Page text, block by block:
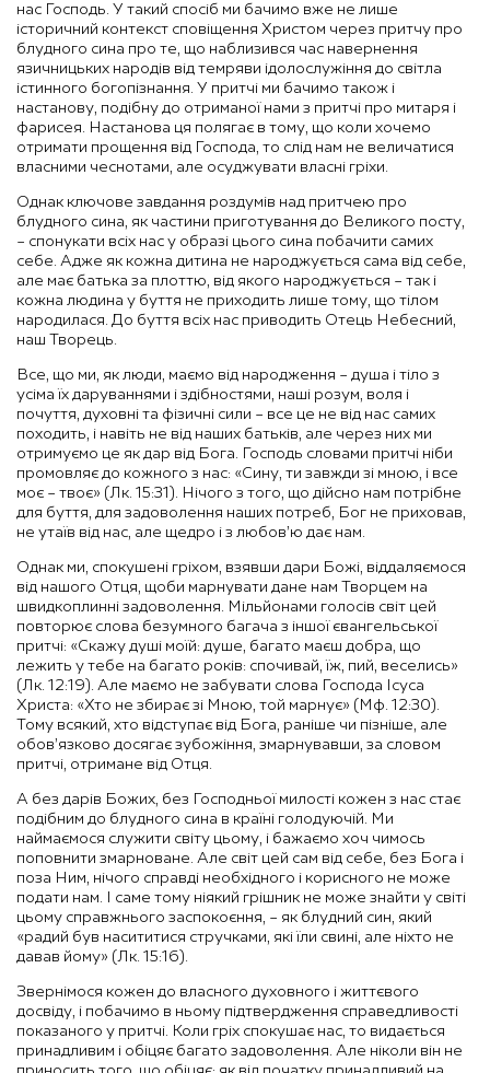
нас Господь. У такий спосіб ми бачимо вже не лише
історичний контекст сповіщення Христом через притчу про
блудного сина про те, що наблизився час навернення
язичницьких народів від темряви ідолослужіння до світла
істинного богопізнання. У притчі ми бачимо також і
настанову, подібну до отриманої нами з притчі про митаря і
фарисея. Настанова ця полягає в тому, що коли хочемо
отримати прощення від Господа, то слід нам не величатися
власними чеснотами, але осуджувати власні гріхи.
Однак ключове завдання роздумів над притчею про
блудного сина, як частини приготування до Великого посту,
– спонукати всіх нас у образі цього сина побачити самих
себе. Адже як кожна дитина не народжується сама від себе,
але має батька за плоттю, від якого народжується – так і
кожна людина у буття не приходить лише тому, що тілом
народилася. До буття всіх нас приводить Отець Небесний,
наш Творець.
Все, що ми, як люди, маємо від народження – душа і тіло з
усіма їх даруваннями і здібностями, наші розум, воля і
почуття, духовні та фізичні сили – все це не від нас самих
походить, і навіть не від наших батьків, але через них ми
отримуємо це як дар від Бога. Господь словами притчі ніби
промовляє до кожного з нас: «Сину, ти завжди зі мною, і все
моє – твоє» (Лк. 15:31). Нічого з того, що дійсно нам потрібне
для буття, для задоволення наших потреб, Бог не приховав,
не утаїв від нас, але щедро і з любов’ю дає нам.
Однак ми, спокушені гріхом, взявши дари Божі, віддаляємося
від нашого Отця, щоби марнувати дане нам Творцем на
швидкоплинні задоволення. Мільйонами голосів світ цей
повторює слова безумного багача з іншої євангельської
притчі: «Скажу душі моїй: душе, багато маєш добра, що
лежить у тебе на багато років: спочивай, їж, пий, веселись»
(Лк. 12:19). Але маємо не забувати слова Господа Ісуса
Христа: «Хто не збирає зі Мною, той марнує» (Мф. 12:30).
Тому всякий, хто відступає від Бога, раніше чи пізніше, але
обов’язково досягає зубожіння, змарнувавши, за словом
притчі, отримане від Отця.
А без дарів Божих, без Господньої милості кожен з нас стає
подібним до блудного сина в країні голодуючій. Ми
наймаємося служити світу цьому, і бажаємо хоч чимось
поповнити змарноване. Але світ цей сам від себе, без Бога і
поза Ним, нічого справді необхідного і корисного не може
подати нам. І саме тому ніякий грішник не може знайти у світі
цьому справжнього заспокоєння, – як блудний син, який
«радий був насититися стручками, які їли свині, але ніхто не
давав йому» (Лк. 15:16).
Звернімося кожен до власного духовного і життєвого
досвіду, і побачимо в ньому підтвердження справедливості
показаного у притчі. Коли гріх спокушає нас, то видається
принадливим і обіцяє багато задоволення. Але ніколи він не